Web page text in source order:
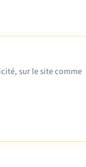
sur le site comme